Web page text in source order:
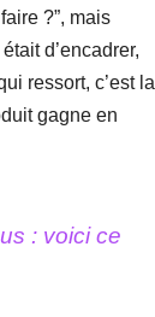
?”, mais
d’encadrer,
ressort, c’est la
gagne en
: voici ce